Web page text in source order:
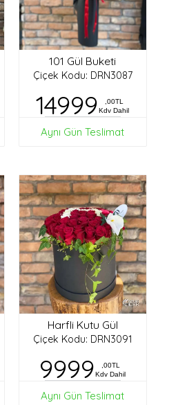
101 Gül Buketi
Çiçek Kodu: DRN3087
14999
,00TL
Kdv Dahil
Aynı Gün Teslimat
Harfli Kutu Gül
Çiçek Kodu: DRN3091
9999
,00TL
Kdv Dahil
Aynı Gün Teslimat